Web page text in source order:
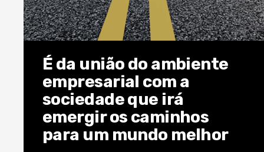
É da união do ambiente
empresarial com a
sociedade que irá
emergir os caminhos
para um mundo melhor